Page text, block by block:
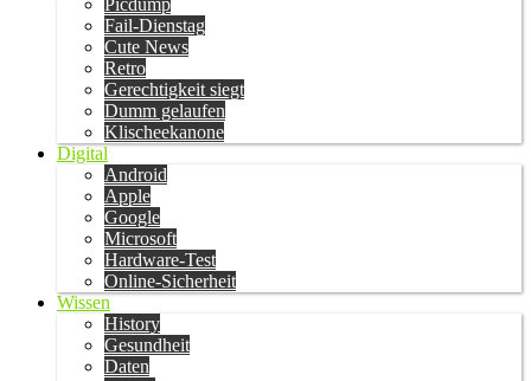
Picdump
Fail-Dienstag
Cute News
Retro
Gerechtigkeit siegt
Dumm gelaufen
Klischeekanone
Digital
Android
Apple
Google
Microsoft
Hardware-Test
Online-Sicherheit
Wissen
History
Gesundheit
Daten